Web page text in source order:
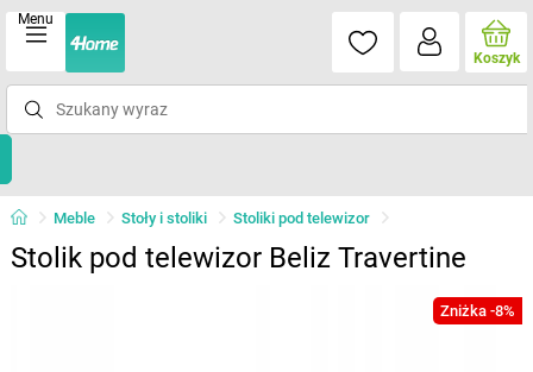
Menu
Koszyk
Meble Stoły i stoliki Stoliki pod telewizor
Stolik pod telewizor Beliz Travertine
Zniżka -8%